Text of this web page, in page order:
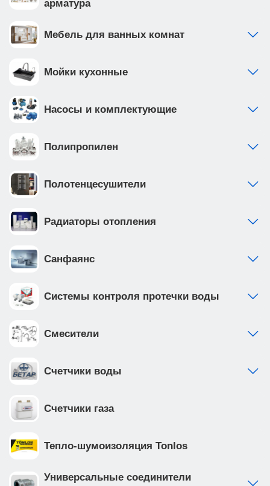
арматура
Мебель для ванных комнат
Мойки кухонные
Насосы и комплектующие
Полипропилен
Полотенцесушители
Радиаторы отопления
Санфаянс
Системы контроля протечки воды
Смесители
Счетчики воды
Счетчики газа
Тепло-шумоизоляция Tonlos
Универсальные соединители